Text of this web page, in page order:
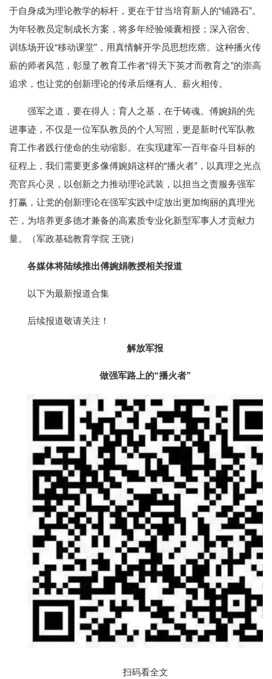
于自身成为理论教学的标杆，更在于甘当培育新人的“铺路石”。
为年轻教员定制成长方案，将多年经验倾囊相授；深入宿舍、
训练场开设“移动课堂”，用真情解开学员思想疙瘩。这种播火传
薪的师者风范，彰显了教育工作者“得天下英才而教育之”的崇高
追求，也让党的创新理论的传承后继有人、薪火相传。
强军之道，要在得人；育人之基，在于铸魂。傅婉娟的先
进事迹，不仅是一位军队教员的个人写照，更是新时代军队教
育工作者践行使命的生动缩影。在实现建军一百年奋斗目标的
征程上，我们需要更多像傅婉娟这样的“播火者”，以真理之光点
亮官兵心灵，以创新之力推动理论武装，以担当之责服务强军
打赢，让党的创新理论在强军实践中绽放出更加绚丽的真理光
芒，为培养更多德才兼备的高素质专业化新型军事人才贡献力
量。（军政基础教育学院 王骁）
各媒体将陆续推出傅婉娟教授相关报道
以下为最新报道合集
后续报道敬请关注！
解放军报
做强军路上的“播火者”
扫码看全文